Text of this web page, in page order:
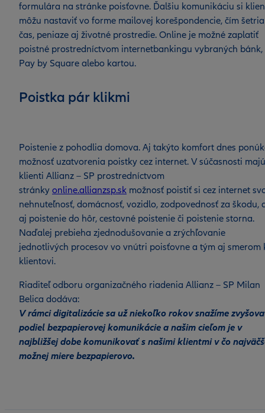
formulára na stránke poisťovne. Ďalšiu komunikáciu si
môžu nastaviť vo forme mailovej korešpondencie, čím šetria
čas, peniaze aj životné prostredie. Online je možné zaplatiť
poistné prostredníctvom internetbankingu vybraných bánk,
Pay by Square alebo kartou.
Poistka pár klikmi
Poistenie z pohodlia domova. Aj takýto komfort dnes
možnosť uzatvorenia poistky cez internet. V súčasnosti majú
klienti Allianz – SP prostredníctvom
stránky online.allianzsp.sk možnosť poistiť si cez internet
nehnuteľnosť, domácnosť, vozidlo, zodpovednosť za škodu,
aj poistenie do hôr, cestovné poistenie či poistenie storna.
Naďalej prebieha zjednodušovanie a zrýchľovanie
jednotlivých procesov vo vnútri poisťovne a tým aj smerom
klientovi.
Riaditeľ odboru organizačného riadenia Allianz – SP Milan
Belica dodáva:
V rámci digitalizácie sa už niekoľko rokov snažíme
podiel bezpapierovej komunikácie a našim cieľom je v
najbližšej dobe komunikovať s našimi klientmi v čo
možnej miere bezpapierovo.